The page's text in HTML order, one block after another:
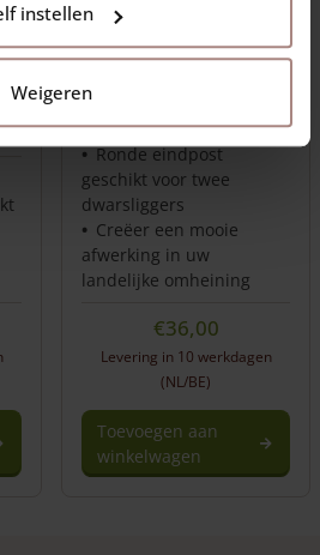
instellen
Weigeren
Eindpost robinia 2
Lengte: 200 (cm)
Ronde eindpost
geschikt voor twee
dwarsliggers
Creëer een mooie
afwerking in uw
landelijke omheining
€36,00
Levering in 10 werkdagen
(NL/BE)
Toevoegen aan
winkelwagen